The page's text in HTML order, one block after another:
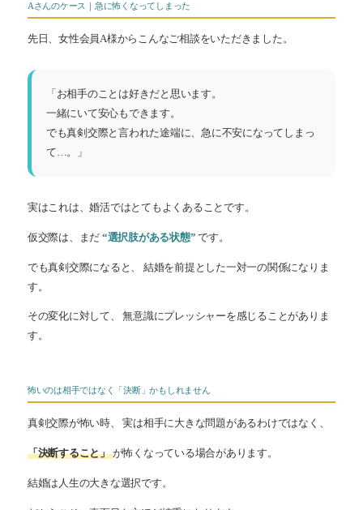
Aさんのケース｜急に怖くなってしまった
先日、女性会員A様からこんなご相談をいただきました。
「お相手のことは好きだと思います。
一緒にいて安心もできます。
でも真剣交際と言われた途端に、急に不安になってしまっ
て…。」
実はこれは、婚活ではとてもよくあることです。
仮交際は、まだ “選択肢がある状態”です。
でも真剣交際になると、 結婚を前提とした一対一の関係になりま
す。
その変化に対して、 無意識にプレッシャーを感じることがありま
す。
怖いのは相手ではなく「決断」かもしれません
真剣交際が怖い時、 実は相手に大きな問題があるわけではなく、
「決断すること」が怖くなっている場合があります。
結婚は人生の大きな選択です。